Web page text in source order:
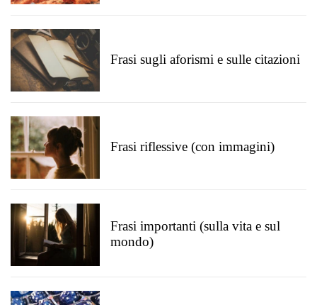
Frasi sugli aforismi e sulle citazioni
Frasi riflessive (con immagini)
Frasi importanti (sulla vita e sul
mondo)